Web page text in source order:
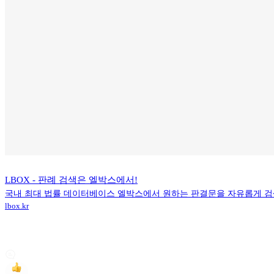
LBOX - 판례 검색은 엘박스에서!
국내 최대 법률 데이터베이스 엘박스에서 원하는 판결문을 자유롭게 검
lbox.kr